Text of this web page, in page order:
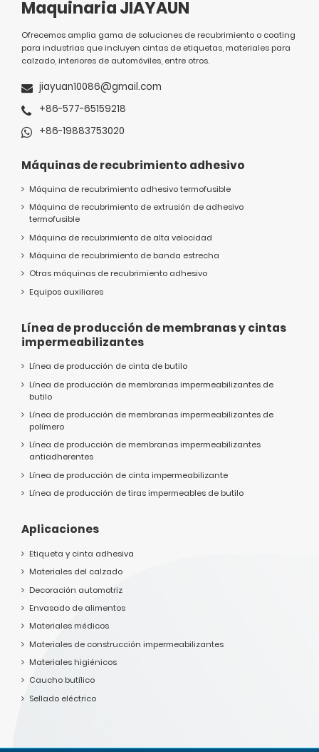
Maquinaria JIAYAUN
Ofrecemos amplia gama de soluciones de recubrimiento o coating
para industrias que incluyen cintas de etiquetas, materiales para
calzado, interiores de automóviles, entre otros.
jiayuan10086@gmail.com
+86-577-65159218
+86-19883753020
Máquinas de recubrimiento adhesivo
Máquina de recubrimiento adhesivo termofusible
Máquina de recubrimiento de extrusión de adhesivo
termofusible
Máquina de recubrimiento de alta velocidad
Máquina de recubrimiento de banda estrecha
Otras máquinas de recubrimiento adhesivo
Equipos auxiliares
Línea de producción de membranas y cintas
impermeabilizantes
Línea de producción de cinta de butilo
Línea de producción de membranas impermeabilizantes de
butilo
Línea de producción de membranas impermeabilizantes de
polímero
Línea de producción de membranas impermeabilizantes
antiadherentes
Línea de producción de cinta impermeabilizante
Línea de producción de tiras impermeables de butilo
Aplicaciones
Etiqueta y cinta adhesiva
Materiales del calzado
Decoración automotriz
Envasado de alimentos
Materiales médicos
Materiales de construcción impermeabilizantes
Materiales higiénicos
Caucho butílico
Sellado eléctrico